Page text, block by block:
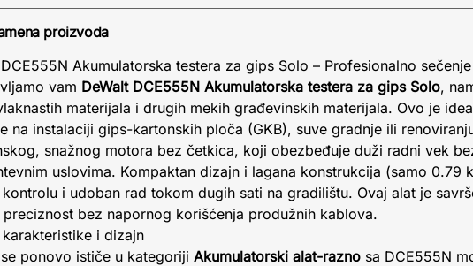
proizvoda
Akumulatorska testera za gips Solo – Profesionalno
vam DeWalt DCE555N Akumulatorska testera za gips Solo,
materijala i drugih mekih građevinskih materijala. Ovo je
na instalaciji gips-kartonskih ploča (GKB), suve gradnje ili
snažnog motora bez četkica, koji obezbeđuje duži radni vek
uslovima. Kompaktan dizajn i lagana konstrukcija (samo 0.79
i udoban rad tokom dugih sati na gradilištu. Ovaj alat je
bez napornog korišćenja produžnih kablova.
karakteristike i dizajn
ponovo ističe u kategoriji Akumulatorski alat-razno sa DCE555N